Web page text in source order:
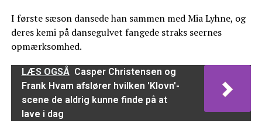
I første sæson dansede han sammen med Mia Lyhne, og
deres kemi på dansegulvet fangede straks seernes
opmærksomhed.
LÆS OGSÅ Casper Christensen og
Frank Hvam afslører hvilken 'Klovn'-
scene de aldrig kunne finde på at
lave i dag